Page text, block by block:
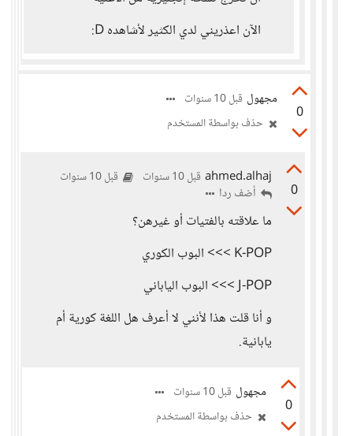
الآن اعذريني لدي الكثير لأشاهده D:
0
مجهول قبل 10 سنوات
حذف بواسطة المستخدم
0
ahmed.alhaj قبل 10 سنوات قبل 10 سنوات
أضف ردا
ما علاقته بالفتيات أو غيرهن؟
K-POP >>> البوب الكوري
J-POP >>> البوب الياباني
و أنا قلت هذا لأنني لا أعرف هل اللغة كورية أم
يابانية.
0
مجهول قبل 10 سنوات
حذف بواسطة المستخدم